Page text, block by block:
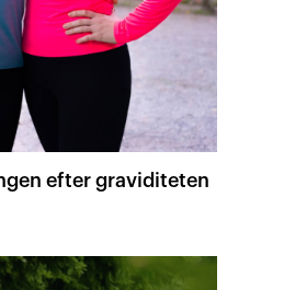
efter graviditeten